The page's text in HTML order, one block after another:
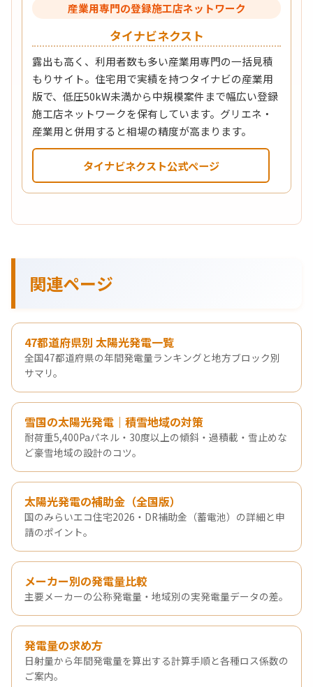
産業用専門の登録施工店ネットワーク
タイナビネクスト
露出も高く、利用者数も多い産業用専門の一括見積
もりサイト。住宅用で実績を持つタイナビの産業用
版で、低圧50kW未満から中規模案件まで幅広い登録
施工店ネットワークを保有しています。グリエネ・
産業用と併用すると相場の精度が高まります。
タイナビネクスト公式ページ
関連ページ
47都道府県別 太陽光発電一覧
全国47都道府県の年間発電量ランキングと地方ブロック別
サマリ。
雪国の太陽光発電｜積雪地域の対策
耐荷重5,400Paパネル・30度以上の傾斜・過積載・雪止めな
ど豪雪地域の設計のコツ。
太陽光発電の補助金（全国版）
国のみらいエコ住宅2026・DR補助金（蓄電池）の詳細と申
請のポイント。
メーカー別の発電量比較
主要メーカーの公称発電量・地域別の実発電量データの差。
発電量の求め方
日射量から年間発電量を算出する計算手順と各種ロス係数の
ご案内。